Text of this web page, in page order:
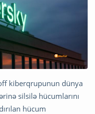
kiberqrupunun dünya
silsilə hücumlarını
hücum